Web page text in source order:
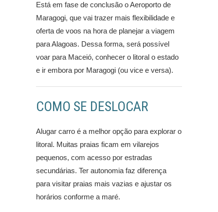
Está em fase de conclusão o Aeroporto de
Maragogi, que vai trazer mais flexibilidade e
oferta de voos na hora de planejar a viagem
para Alagoas. Dessa forma, será possível
voar para Maceió, conhecer o litoral o estado
e ir embora por Maragogi (ou vice e versa).
COMO SE DESLOCAR
Alugar carro é a melhor opção para explorar o
litoral. Muitas praias ficam em vilarejos
pequenos, com acesso por estradas
secundárias. Ter autonomia faz diferença
para visitar praias mais vazias e ajustar os
horários conforme a maré.